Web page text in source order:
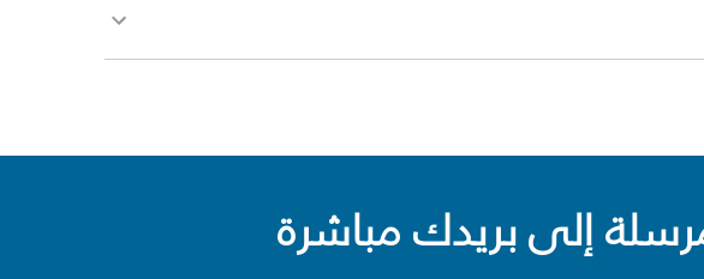
إلى بريدك مباشرة